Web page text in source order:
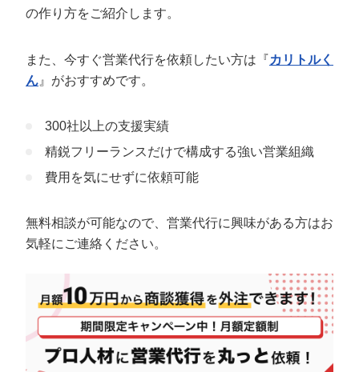
認定パートナー
インターン
マーケマネージャー
常勤監査役
内部監査室長
の作り方をご紹介します。
また、今すぐ営業代行を依頼したい方は『カリトルく
ん 』がおすすめです。
300社以上の支援実績
精鋭フリーランスだけで構成する強い営業組織
費用を気にせずに依頼可能
無料相談が可能なので、営業代行に興味がある方はお
気軽にご連絡ください。